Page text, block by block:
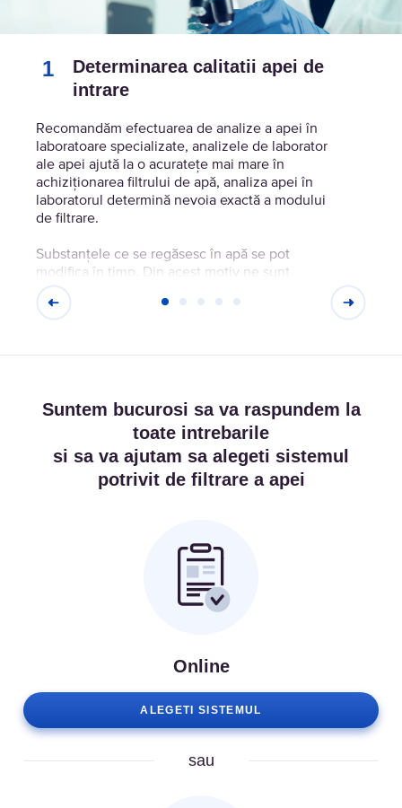
1
Determinarea calitatii apei de
intrare
Recomandăm efectuarea de analize a apei în
laboratoare specializate, analizele de laborator
ale apei ajută la o acuratețe mai mare în
achiziționarea filtrului de apă, analiza apei în
laboratorul determină nevoia exactă a modului
de filtrare.
Substanțele ce se regăsesc în apă se pot
modifica în timp. Din acest motiv ne sunt
necesare aceste informații despre sursa de apa,
pentru a vă propune soluția cea mai potrivită.
Suntem bucurosi sa va raspundem la
toate intrebarile
si sa va ajutam sa alegeti sistemul
potrivit de filtrare a apei
Online
ALEGETI SISTEMUL
sau